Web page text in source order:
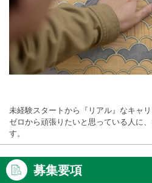
未経験スタートから『リアル』なキャ
ゼロから頑張りたいと思っている人に
す。
募集要項